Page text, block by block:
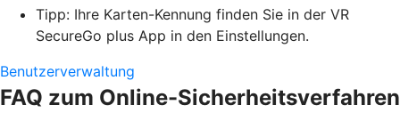
Tipp: Ihre Karten-Kennung finden Sie in der VR
SecureGo plus App in den Einstellungen.
Benutzerverwaltung
FAQ zum Online-Sicherheitsverfahren